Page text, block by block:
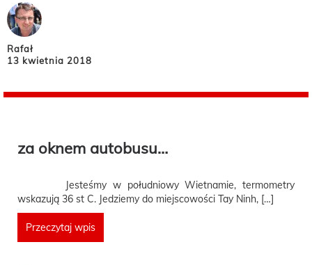
Rafał
13 kwietnia 2018
za oknem autobusu…
Jesteśmy w południowy Wietnamie, termometry
wskazują 36 st C. Jedziemy do miejscowości Tay Ninh, […]
Przeczytaj wpis